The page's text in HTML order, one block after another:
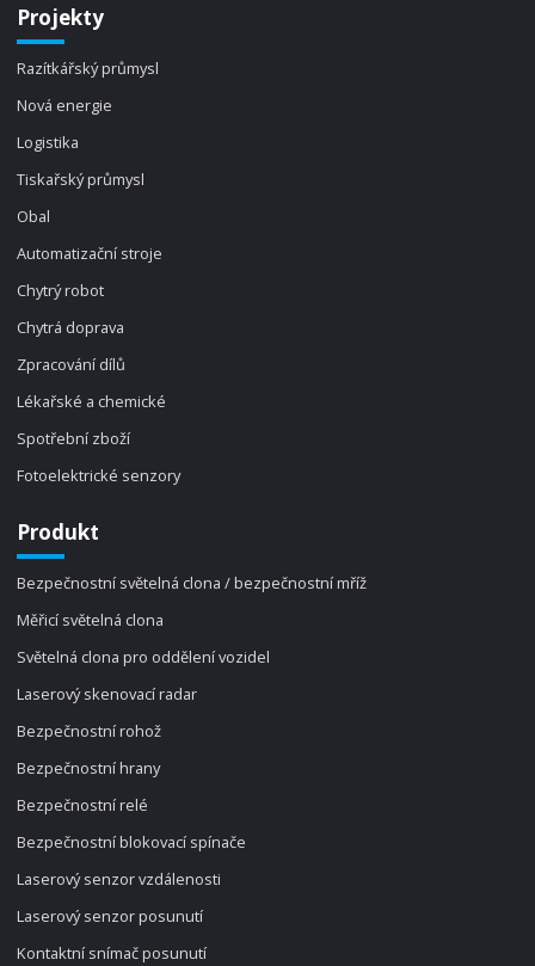
Projekty
Razítkářský průmysl
Nová energie
Logistika
Tiskařský průmysl
Obal
Automatizační stroje
Chytrý robot
Chytrá doprava
Zpracování dílů
Lékařské a chemické
Spotřební zboží
Fotoelektrické senzory
Produkt
Bezpečnostní světelná clona / bezpečnostní mříž
Měřicí světelná clona
Světelná clona pro oddělení vozidel
Laserový skenovací radar
Bezpečnostní rohož
Bezpečnostní hrany
Bezpečnostní relé
Bezpečnostní blokovací spínače
Laserový senzor vzdálenosti
Laserový senzor posunutí
Kontaktní snímač posunutí